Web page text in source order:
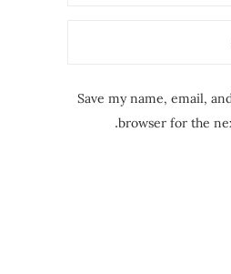
Save my name, email,
browser for the